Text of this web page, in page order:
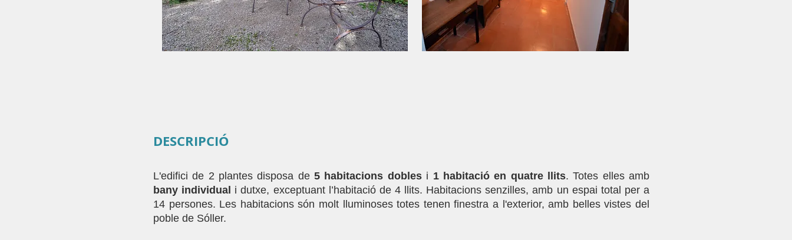
DESCRIPCIÓ
L'edifici de 2 plantes disposa de5 habitacions doblesi 1 habitació en quatre llits. Totes elles amb
bany individual i dutxe, exceptuant l’habitació de 4 llits. Habitacions senzilles, amb un espai total per a
14 persones. Les habitacions són molt lluminoses totes tenen finestra a l'exterior, amb belles vistes del
poble de Sóller.